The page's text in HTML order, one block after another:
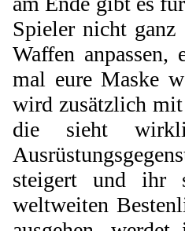
Spieler nicht
Waffen
mal eure Maske
wird zusätzlich mit
die sieht
steigert und ihr
weltweiten